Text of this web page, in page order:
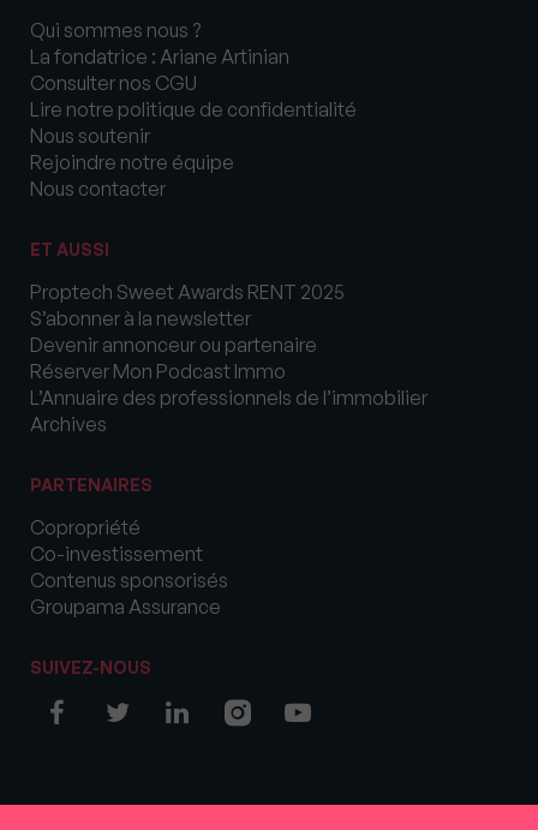
Qui sommes nous ?
La fondatrice : Ariane Artinian
Consulter nos CGU
Lire notre politique de confidentialité
Nous soutenir
Rejoindre notre équipe
Nous contacter
ET AUSSI
Proptech Sweet Awards RENT 2025
S’abonner à la newsletter
Devenir annonceur ou partenaire
Réserver Mon Podcast Immo
L’Annuaire des professionnels de l’immobilier
Archives
PARTENAIRES
Copropriété
Co-investissement
Contenus sponsorisés
Groupama Assurance
SUIVEZ-NOUS